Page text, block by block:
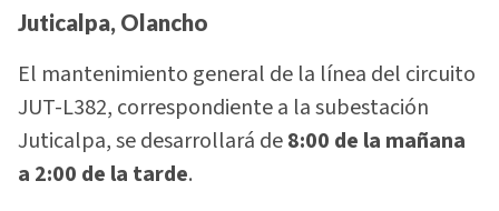
Juticalpa, Olancho
El mantenimiento general de la línea del circuito
JUT-L382, correspondiente a la subestación
Juticalpa, se desarrollará de8:00 de la mañana
a 2:00 de la tarde.